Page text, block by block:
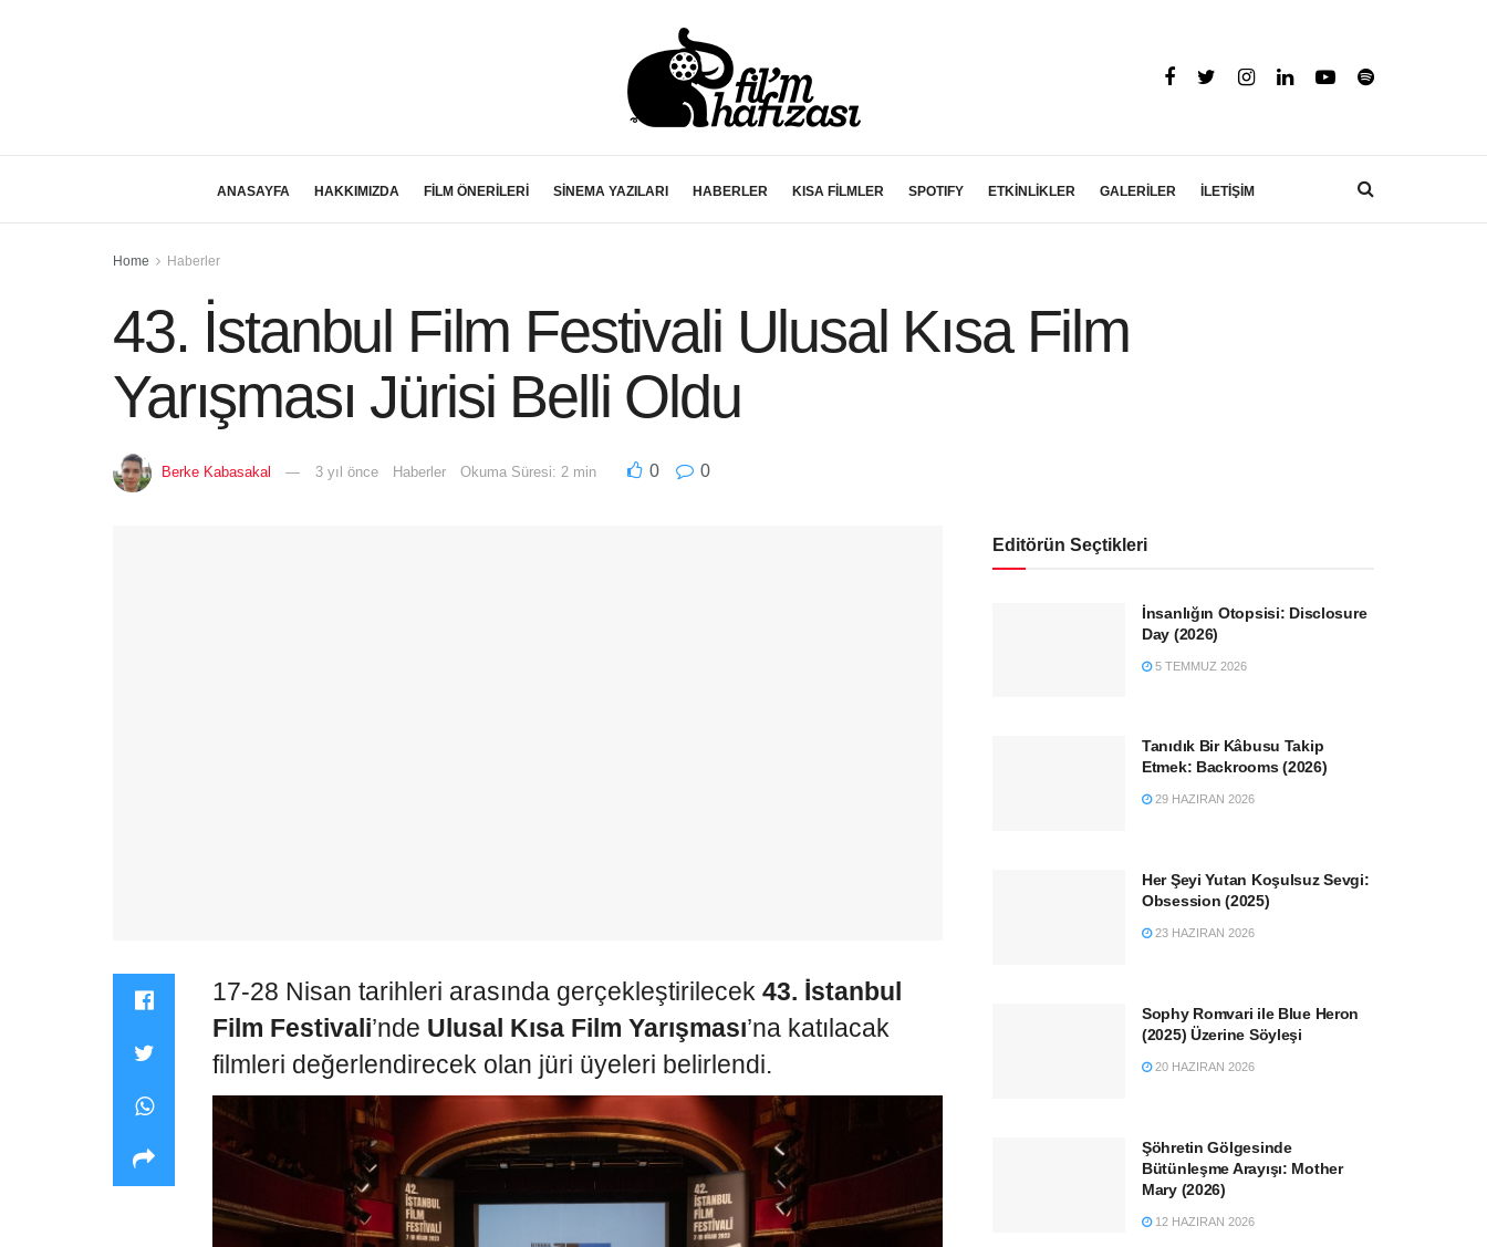
ANASAYFA HAKKIMIZDA FİLM ÖNERİLERİ SİNEMA YAZILARI HABERLER KISA FİLMLER SPOTIFY ETKİNLİKLER GALERİLER İLETİŞİM
Home Haberler
43. İstanbul Film Festivali Ulusal Kısa Film
Yarışması Jürisi Belli Oldu
Berke Kabasakal 3 yıl önce Haberler Okuma Süresi: 2 min 0 0
17-28 Nisan tarihleri arasında gerçekleştirilecek 43. İstanbul
Film Festivali’nde Ulusal Kısa Film Yarışması’na katılacak
filmleri değerlendirecek olan jüri üyeleri belirlendi.
Editörün Seçtikleri
İnsanlığın Otopsisi: Disclosure
Day (2026)
5 TEMMUZ 2026
Tanıdık Bir Kâbusu Takip
Etmek: Backrooms (2026)
29 HAZIRAN 2026
Her Şeyi Yutan Koşulsuz Sevgi:
Obsession (2025)
23 HAZIRAN 2026
Sophy Romvari ile Blue Heron
(2025) Üzerine Söyleşi
20 HAZIRAN 2026
Şöhretin Gölgesinde
Bütünleşme Arayışı: Mother
Mary (2026)
12 HAZIRAN 2026